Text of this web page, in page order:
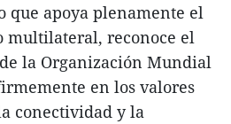
que apoya plenamente el
multilateral, reconoce el
la Organización Mundial
en los valores
conectividad y la